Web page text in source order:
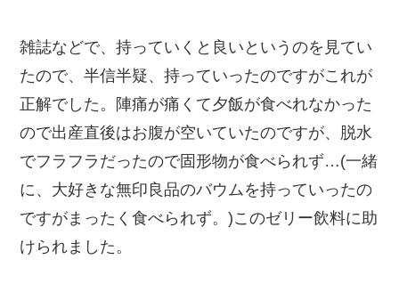
雑誌などで、持っていくと良いというのを見てい
たので、半信半疑、持っていったのですがこれが
正解でした。陣痛が痛くて夕飯が食べれなかった
ので出産直後はお腹が空いていたのですが、脱水
でフラフラだったので固形物が食べられず…(一緒
に、大好きな無印良品のバウムを持っていったの
ですがまったく食べられず。)このゼリー飲料に助
けられました。